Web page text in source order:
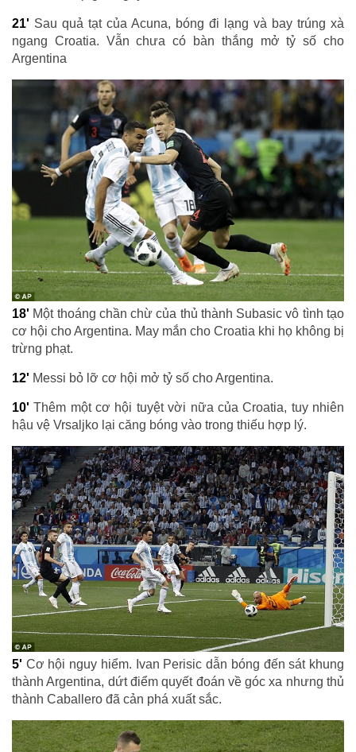
21' Sau quả tạt của Acuna, bóng đi lạng và bay trúng xà
ngang Croatia. Vẫn chưa có bàn thắng mở tỷ số cho
Argentina
18' Một thoáng chần chừ của thủ thành Subasic vô tình tạo
cơ hội cho Argentina. May mắn cho Croatia khi họ không bị
trừng phạt.
12' Messi bỏ lỡ cơ hội mở tỷ số cho Argentina.
10'Thêm một cơ hội tuyệt vời nữa của Croatia, tuy nhiên
hậu vệ Vrsaljko lại căng bóng vào trong thiếu hợp lý.
5' Cơ hội nguy hiểm. Ivan Perisic dẫn bóng đến sát khung
thành Argentina, dứt điểm quyết đoán về góc xa nhưng thủ
thành Caballero đã cản phá xuất sắc.